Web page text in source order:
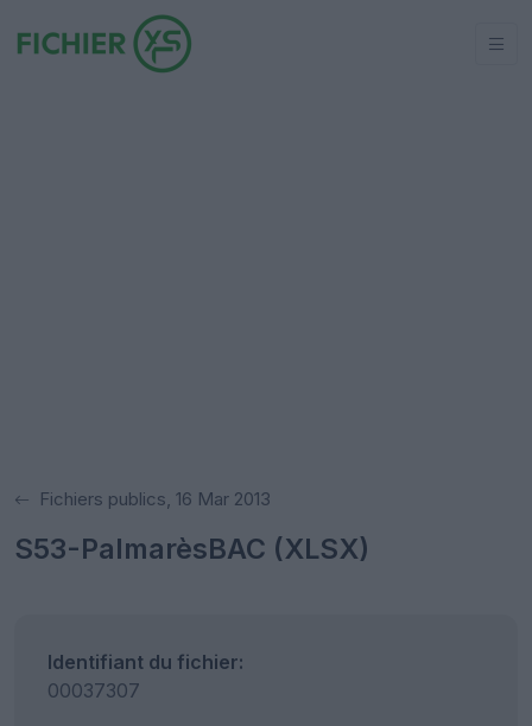
Fichiers publics, 16 Mar 2013
S53-PalmarèsBAC (XLSX)
Identifiant du fichier:
00037307